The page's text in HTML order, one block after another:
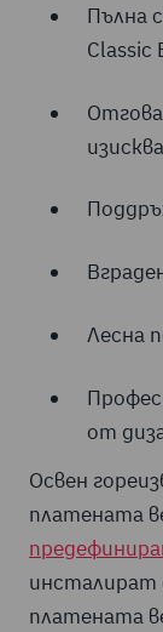
Пълна
Classic
Лесна
от
Освен
платената
инсталират
платената